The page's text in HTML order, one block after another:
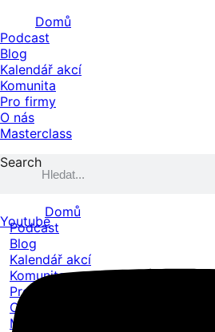
Domů
Podcast
Blog
Kalendář akcí
Komunita
Pro firmy
O nás
Masterclass
Search
Youtube
Domů
Podcast
Blog
Kalendář akcí
Komunita
Pro firmy
O nás
Masterclass